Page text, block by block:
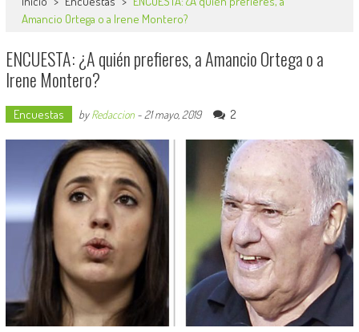
Amancio Ortega o a Irene Montero?
ENCUESTA: ¿A quién prefieres, a Amancio Ortega o a
Irene Montero?
Encuestas byRedaccion- 21 mayo, 2019 2